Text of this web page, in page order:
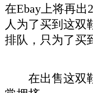
在Ebay上将再
人为了买到这双
排队，只为了买
在出售这双鞋